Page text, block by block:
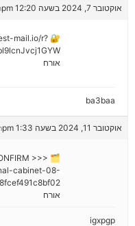
אוקטובר 7, 2024 בשעה 12:20 pm
mail.io/r?
אורח
ba3baa
אוקטובר 11, 2024 בשעה 1:33 pm
>>>
cabinet-08-
🗂
אורח
igxpgp